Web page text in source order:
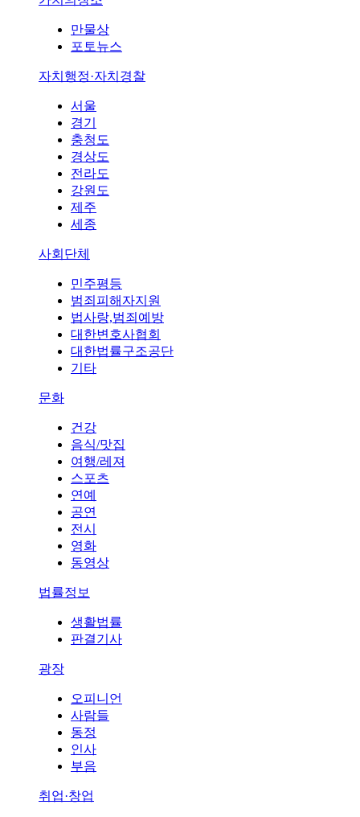
만물상
포토뉴스
자치행정·자치경찰
서울
경기
충청도
경상도
전라도
강원도
제주
세종
사회단체
민주평등
범죄피해자지원
법사랑,범죄예방
대한변호사협회
대한법률구조공단
기타
문화
건강
음식/맛집
여행/레져
스포츠
연예
공연
전시
영화
동영상
법률정보
생활법률
판결기사
광장
오피니언
사람들
동정
인사
부음
취업·창업